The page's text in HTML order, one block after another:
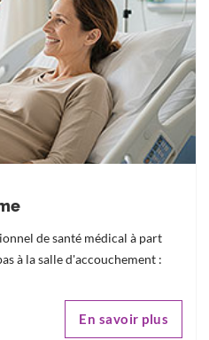
de santé médical à part
à la salle d'accouchement :
En savoir plus